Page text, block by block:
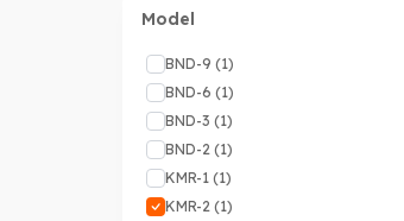
Model
BND-9 (1)
BND-6 (1)
BND-3 (1)
BND-2 (1)
KMR-1 (1)
KMR-2 (1)